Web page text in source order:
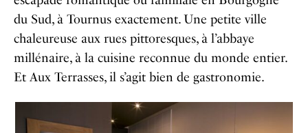
du Sud, à Tournus exactement. Une petite ville
chaleureuse aux rues pittoresques, à l’abbaye
millénaire, à la cuisine reconnue du monde entier.
Et Aux Terrasses, il s’agit bien de gastronomie.